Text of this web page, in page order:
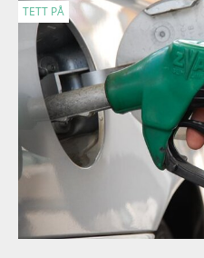
TETT PÅ